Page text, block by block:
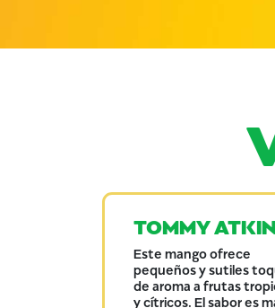
TOMMY
Este mango ofrece
pequeños y sutiles
de aroma a frutas
y cítricos. El sabor es